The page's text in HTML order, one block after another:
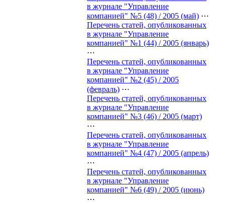
в журнале "Управление
компанией" №5 (48) / 2005 (май) ⋯
Перечень статей, опубликованных
в журнале "Управление
компанией" №1 (44) / 2005 (январь)
⋯
Перечень статей, опубликованных
в журнале "Управление
компанией" №2 (45) / 2005
(февраль) ⋯
Перечень статей, опубликованных
в журнале "Управление
компанией" №3 (46) / 2005 (март)
⋯
Перечень статей, опубликованных
в журнале "Управление
компанией" №4 (47) / 2005 (апрель)
⋯
Перечень статей, опубликованных
в журнале "Управление
компанией" №6 (49) / 2005 (июнь)
⋯